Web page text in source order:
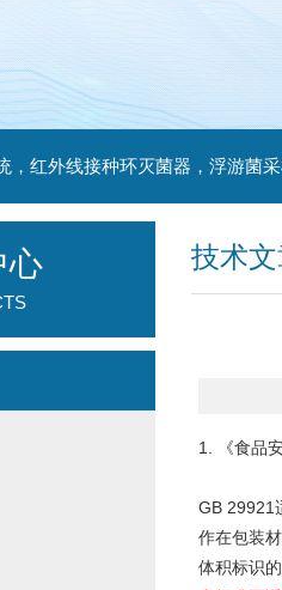
技术
1. 《食品
GB 29921
作在包装
体积标识
心